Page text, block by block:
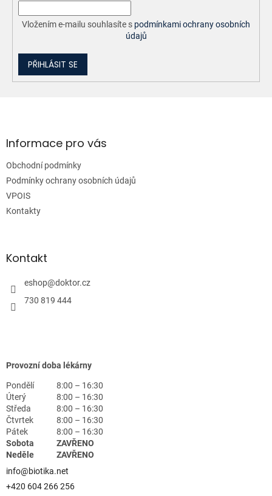
Vložením e-mailu souhlasíte s podmínkami ochrany osobních
údajů
PŘIHLÁSIT SE
aInformace pro vás
Obchodní podmínky
Podmínky ochrany osobních údajů
VPOIS
Kontakty
Kontakt
eshop@doktor.cz
730 819 444
Provozní doba lékárny
Pondělí
8:00 – 16:30
Úterý
8:00 – 16:30
Středa
8:00 – 16:30
Čtvrtek
8:00 – 16:30
Pátek
8:00 – 16:30
Sobota
ZAVŘENO
Neděle
ZAVŘENO
info@biotika.net
+420 604 266 256